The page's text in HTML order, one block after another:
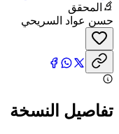
المحقق
حسن عواد السريحي
تفاصيل النسخة